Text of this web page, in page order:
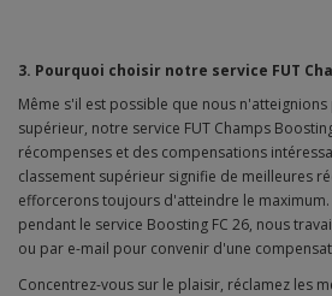
3. Pourquoi choisir notre service FUT
Même s'il est possible que nous n'atteignions
supérieur, notre service FUT Champs
récompenses et des compensations
classement supérieur signifie de meilleures
efforcerons toujours d'atteindre le
pendant le service Boosting FC 26, nous
ou par e-mail pour convenir d'une
Concentrez-vous sur le plaisir, réclamez les